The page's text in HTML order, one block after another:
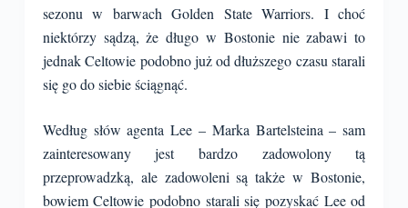
sezonu w barwach Golden State Warriors. I choć
niektórzy sądzą, że długo w Bostonie nie zabawi to
jednak Celtowie podobno już od dłuższego czasu starali
się go do siebie ściągnąć.
Według słów agenta Lee – Marka Bartelsteina – sam
zainteresowany jest bardzo zadowolony tą
przeprowadzką, ale zadowoleni są także w Bostonie,
bowiem Celtowie podobno starali się pozyskać Lee od